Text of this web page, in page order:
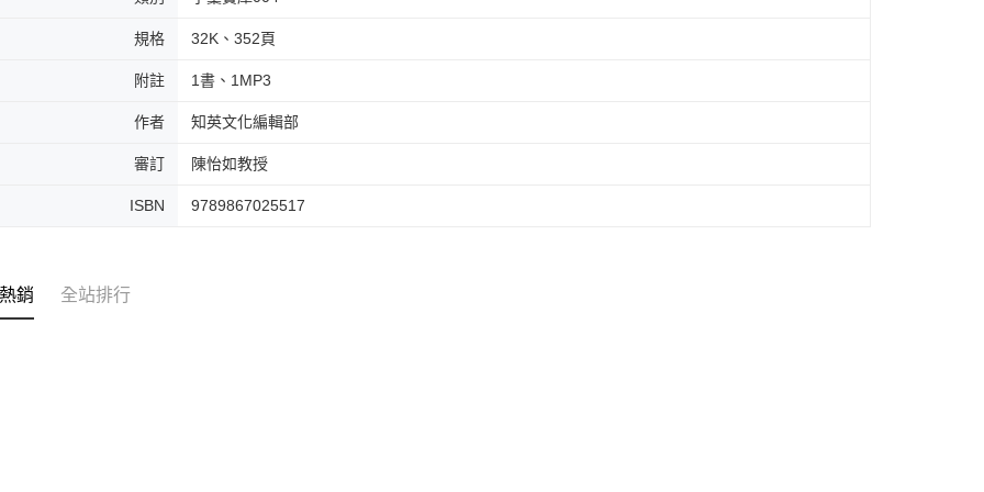
規格 32K、352頁
附註 1書、1MP3
作者 知英文化編輯部
審訂 陳怡如教授
ISBN 9789867025517
銷 全站排行